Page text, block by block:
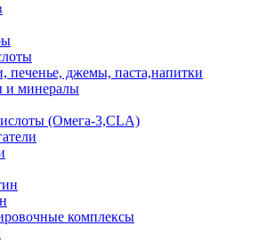
печенье, джемы, паста,напитки
и минералы
(Омега-3,CLA)
комплексы